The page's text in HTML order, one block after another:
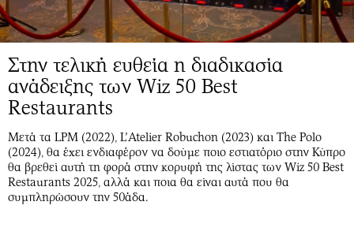
Στην τελική ευθεία η διαδικασία
ανάδειξης των Wiz 50 Best
Restaurants
Μετά τα LPM (2022), L’Atelier Robuchon (2023) και The Polo
(2024), θα έχει ενδιαφέρον να δούμε ποιο εστιατόριο στην Κύπρο
θα βρεθεί αυτή τη φορά στην κορυφή της λίστας των Wiz 50 Best
Restaurants 2025, αλλά και ποια θα είναι αυτά που θα
συμπληρώσουν την 50άδα.